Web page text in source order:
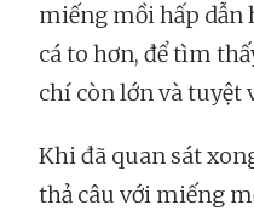
miếng mồi hấp dẫn
cá to hơn, để tìm
chí còn lớn và tuyệt
Khi đã quan sát
thả câu với miếng